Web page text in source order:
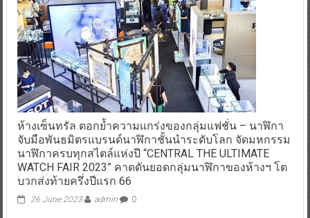
ห้างเซ็นทรัล ตอกย้ำความแกร่งของกลุ่มแฟชั่น – นาฬิกา
จับมือพันธมิตรแบรนด์นาฬิกาชั้นนำระดับโลก จัดมหกรรม
นาฬิกาครบทุกสไตล์แห่งปี “CENTRAL THE ULTIMATE
WATCH FAIR 2023” คาดดันยอดกลุ่มนาฬิกาของห้างฯ โต
บวกส่งท้ายครึ่งปีแรก 66
26 June 2023 admin 0